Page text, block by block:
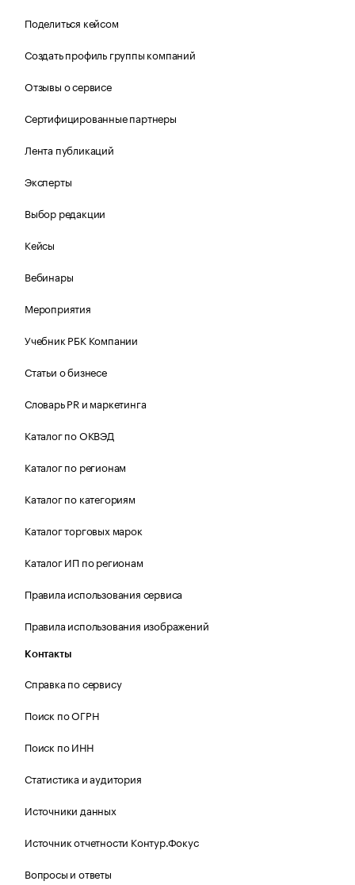
Поделиться кейсом
Создать профиль группы компаний
Отзывы о сервисе
Сертифицированные партнеры
Лента публикаций
Эксперты
Выбор редакции
Кейсы
Вебинары
Мероприятия
Учебник РБК Компании
Статьи о бизнесе
Словарь PR и маркетинга
Каталог по ОКВЭД
Каталог по регионам
Каталог по категориям
Каталог торговых марок
Каталог ИП по регионам
Правила использования сервиса
Правила использования изображений
Контакты
Справка по сервису
Поиск по ОГРН
Поиск по ИНН
Статистика и аудитория
Источники данных
Источник отчетности Контур.Фокус
Вопросы и ответы